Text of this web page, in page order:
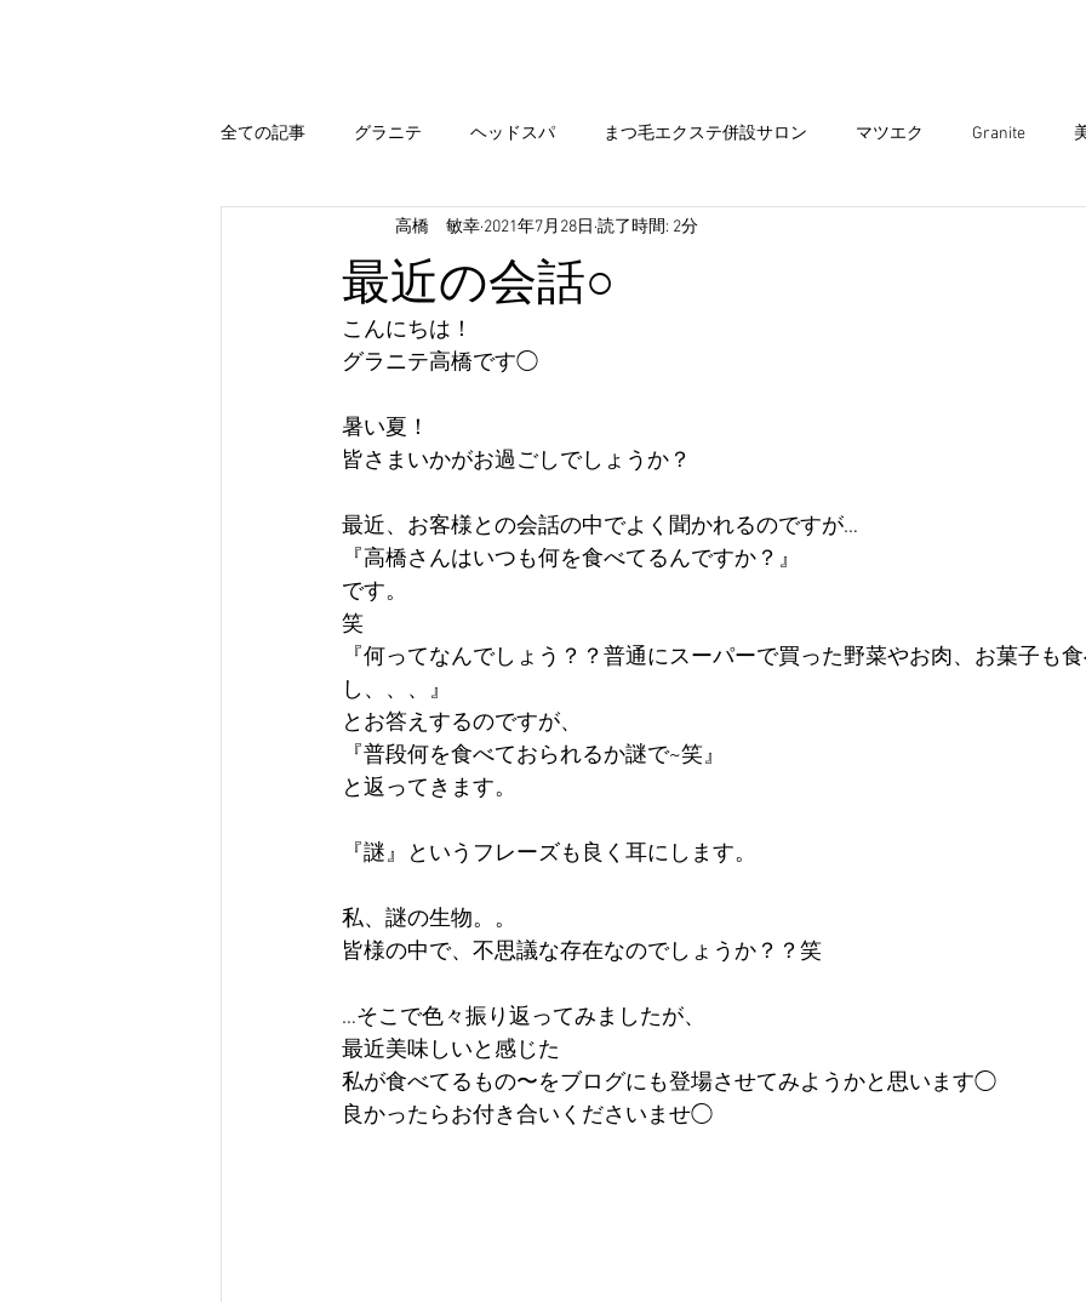
全ての記事 グラニテ ヘッドスパ まつ毛エクステ併設サロン マツエク Granite
エステシモ まつ毛エクステ ヘアサロン
今すぐ始める
出雲 ブログ
最近の会話○
高橋 敏幸 2021年7月28日 読了時間: 2分
こんにちは！
グラニテ高橋です◯
暑い夏！
皆さまいかがお過ごしでしょうか？
最近、お客様との会話の中でよく聞かれるのですが…
『高橋さんはいつも何を食べてるんですか？』
です。
笑
『何ってなんでしょう？？普通にスーパーで買った野菜やお肉、お菓子も
し、、、』
とお答えするのですが、
『普段何を食べておられるか謎で~笑』
と返ってきます。
『謎』というフレーズも良く耳にします。
私、謎の生物。。
皆様の中で、不思議な存在なのでしょうか？？笑
…そこで色々振り返ってみましたが、
最近美味しいと感じた
私が食べてるもの〜をブログにも登場させてみようかと思います◯
良かったらお付き合いくださいませ◯